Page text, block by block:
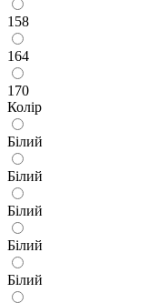
158
164
170
Колір
Білий
Білий
Білий
Білий
Білий